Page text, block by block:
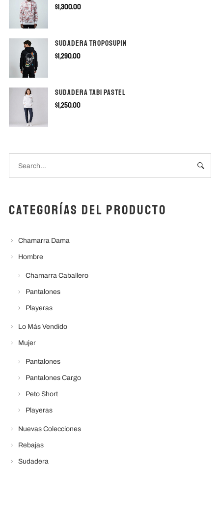
$1,300.00
SUDADERA TROPOSUPIN
$1,290.00
SUDADERA TABI PASTEL
$1,250.00
Categorías del producto
Chamarra Dama
Hombre
Chamarra Caballero
Pantalones
Playeras
Lo Más Vendido
Mujer
Pantalones
Pantalones Cargo
Peto Short
Playeras
Nuevas Colecciones
Rebajas
Sudadera